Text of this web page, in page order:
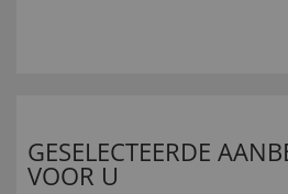
GESELECTEERDE
VOOR U